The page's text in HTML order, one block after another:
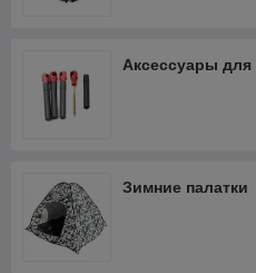
Аксессуары для
Зимние палатки